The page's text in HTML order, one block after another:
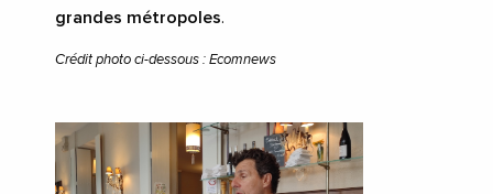
grandes métropoles.
Crédit photo ci-dessous : Ecomnews